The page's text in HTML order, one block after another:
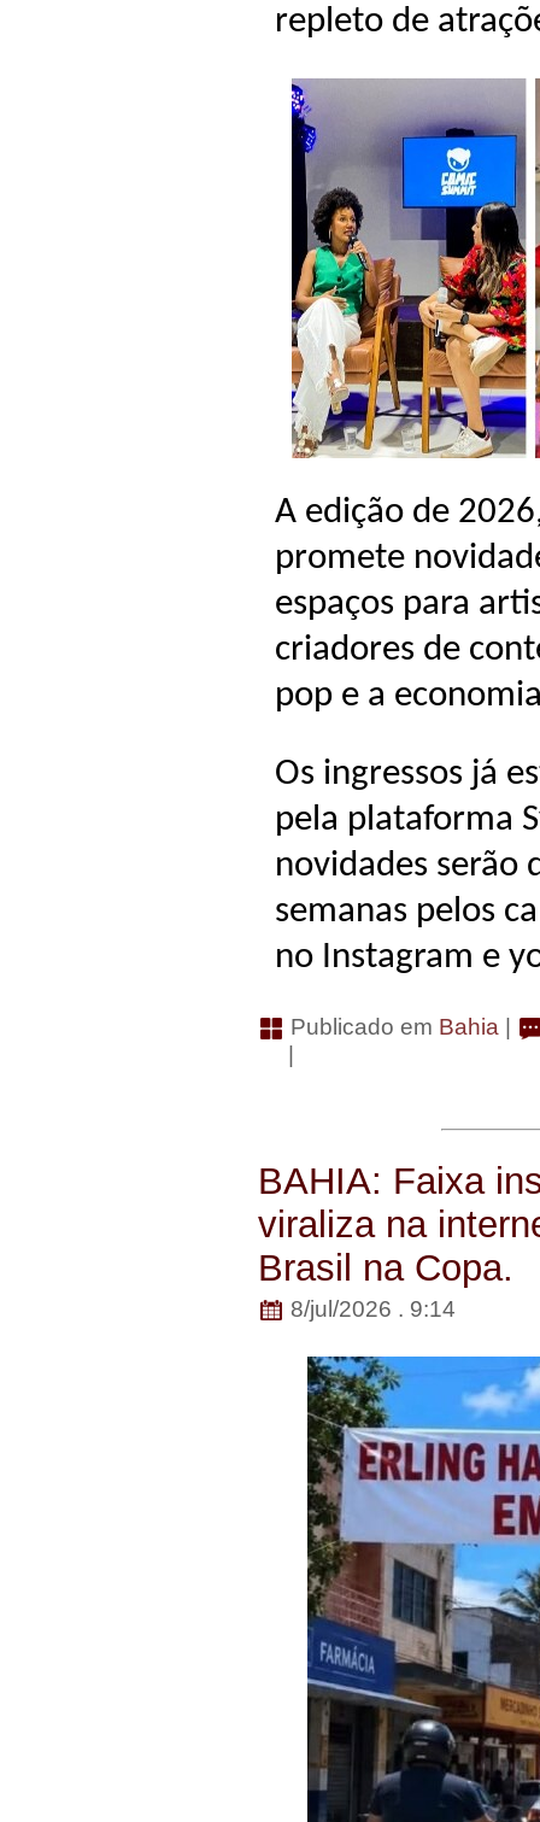
repleto de
A edição de
promete
espaços para
criadores de
pop e a
Os ingressos já
pela plataforma
novidades serão
semanas pelos
no Instagram e
Publicado em Bahia |
|
BAHIA: Faixa
viraliza na
Brasil na Copa.
8/jul/2026 . 9:14